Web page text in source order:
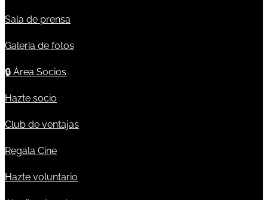
Sala de prensa
Galería de fotos
🔒 Área Socios
Hazte socio
Club de ventajas
Regala Cine
Hazte voluntario